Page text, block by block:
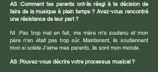
AS :Comment tes parents ont-ils réagi à ta décision de
faire de la musique à plein temps ? Avez-vous rencontré
une résistance de leur part ?
NI :Pas trop mal en fait, ma mère m'a soutenu et mon
père n'en était pas trop sûr. Maintenant, ils soutiennent
mon si solide J'aime mes parents, ils sont mon monde.
AS :Pouvez-vous décrire votre processus musical ?